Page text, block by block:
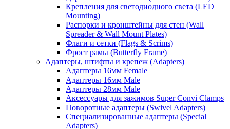
Крепления для светодиодного света (LED
Mounting)
Распорки и кронштейны для стен (Wall
Spreader & Wall Mount Plates)
Флаги и сетки (Flags & Scrims)
Фрост рамы (Butterfly Frame)
Адаптеры, штифты и крепеж (Adapters)
Адаптеры 16мм Female
Адаптеры 16мм Male
Адаптеры 28мм Male
Аксессуары для зажимов Super Convi Clamps
Поворотные адаптеры (Swivel Adapters)
Специализированные адаптеры (Special
Adapters)